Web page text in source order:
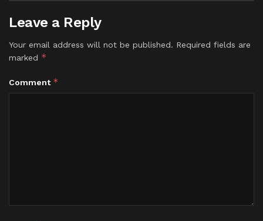
Leave a Reply
Your email address will not be published. Required fields are
marked *
Comment *